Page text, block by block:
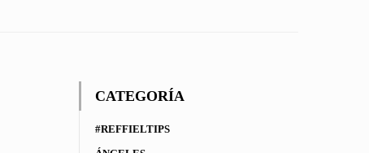
CATEGORÍA
#REFFIELTIPS